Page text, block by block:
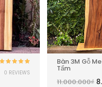
Được xếp
hạng5.00 5
0 REVIEWS
Bàn 3M Gỗ
Tấm
11.000.000₫